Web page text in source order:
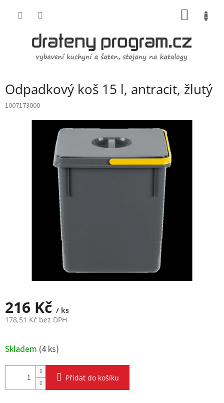
Odpadkový koš 15 l, antracit, žlutý
1007173000
216 Kč / ks
178,51 Kč bez DPH
cena:
Skladem (4 ks)
Přidat do košíku